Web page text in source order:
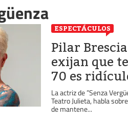
ESPECTÁCULOS
Pilar
exijan que
70 es
La actriz de ”Senza
Teatro Julieta, habla
de mantene...